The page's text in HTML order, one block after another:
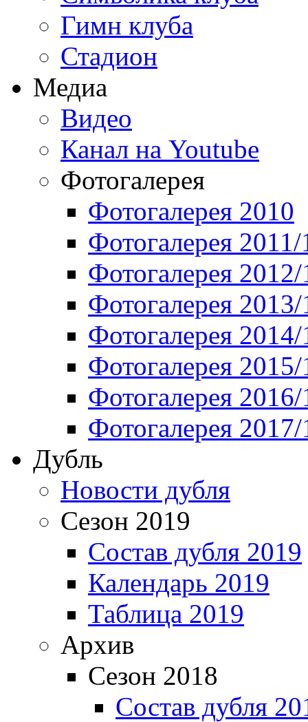
Гимн клуба
Стадион
Медиа
Видео
Канал на Youtube
Фотогалерея
Фотогалерея 2010
Фотогалерея 2011/
Фотогалерея
Фотогалерея
Фотогалерея
Фотогалерея
Фотогалерея
Фотогалерея
Дубль
Новости дубля
Сезон 2019
Состав дубля 2019
Календарь 2019
Таблица 2019
Архив
Сезон 2018
Состав дубля